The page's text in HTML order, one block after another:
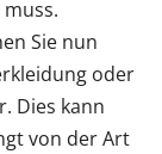
Sie nun
oder
Dies kann
von der Art